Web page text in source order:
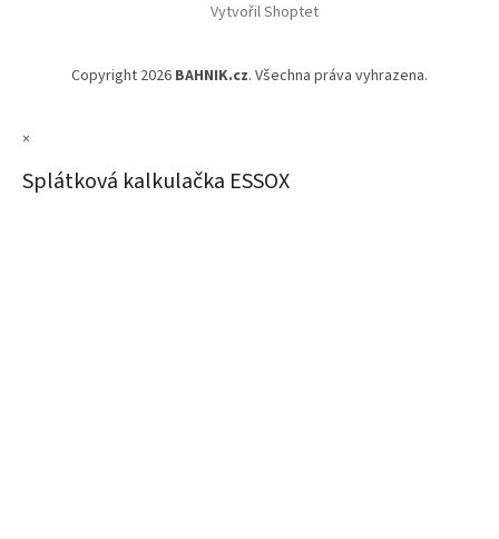
Vytvořil Shoptet
Copyright 2026 BAHNIK.cz. Všechna práva vyhrazena.
×
Splátková kalkulačka ESSOX